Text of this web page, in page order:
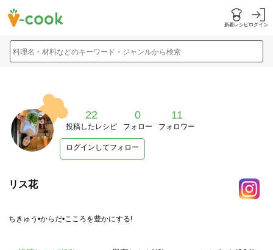
新着レシピログイン
料理名・材料などのキーワード・ジャンルから検索
22
投稿したレシピ
0
フォロー
11
フォロワー
ログインしてフォロー
リス花
ちきゅう•からだ•こころを豊かにする!